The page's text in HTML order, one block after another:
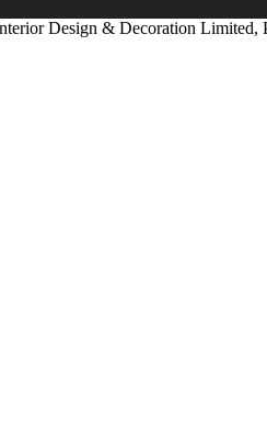
Design & Decoration Limited,